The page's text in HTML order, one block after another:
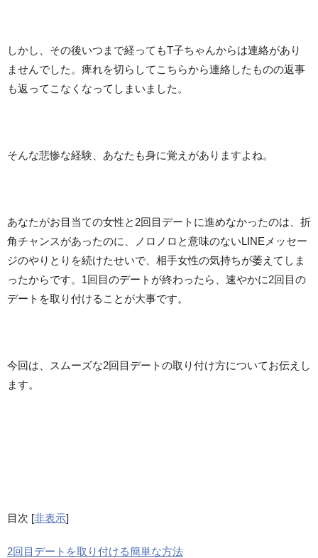
しかし、その後いつまで経ってもT子ちゃんからは連絡があり
ませんでした。痺れを切らしてこちらから連絡したものの返事
も返ってこなくなってしまいました。
そんな悲惨な経験、あなたも身に覚えがありますよね。
あなたがお目当ての女性と2回目デートに進めなかったのは、折
角チャンスがあったのに、ノロノロと意味のないLINEメッセー
ジのやりとりを続けたせいで、相手女性の気持ちが萎えてしま
ったからです。1回目のデートが終わったら、速やかに2回目の
デートを取り付けることが大事です。
今回は、スムーズな2回目デートの取り付け方についてお伝えし
ます。
目次 [非表示]
2回目デートを取り付ける簡単な方法